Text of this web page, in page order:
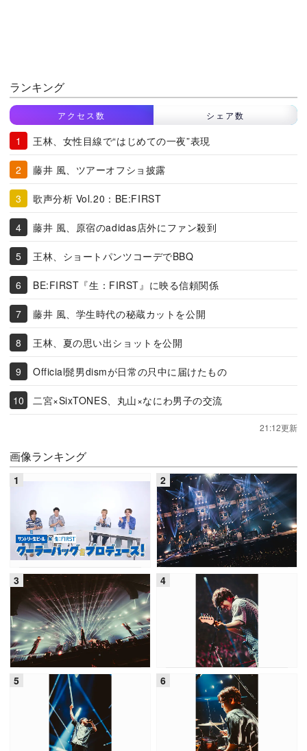
ランキング
アクセス数 シェア数
王林、女性目線で“はじめての一夜”表現
藤井 風、ツアーオフショ披露
歌声分析 Vol.20：BE:FIRST
藤井 風、原宿のadidas店外にファン殺到
王林、ショートパンツコーデでBBQ
BE:FIRST『生：FIRST』に映る信頼関係
藤井 風、学生時代の秘蔵カットを公開
王林、夏の思い出ショットを公開
Official髭男dismが日常の只中に届けたもの
二宮×SixTONES、丸山×なにわ男子の交流
21:12更新
画像ランキング